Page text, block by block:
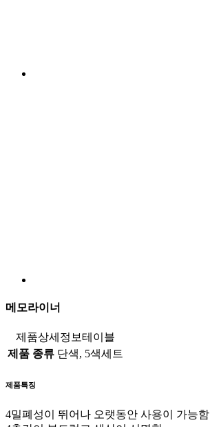
메모라이너
제품상세정보테이블
제품 종류 단색, 5색세트
제품특징
4밀폐성이 뛰어나 오랫동안 사용이 가능함